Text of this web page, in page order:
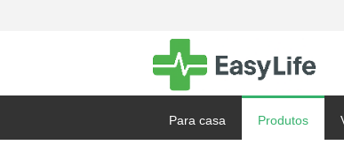
Para casa Produtos